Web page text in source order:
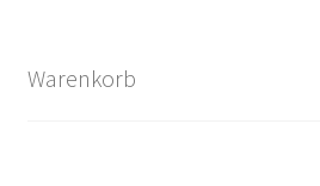
Warenkorb